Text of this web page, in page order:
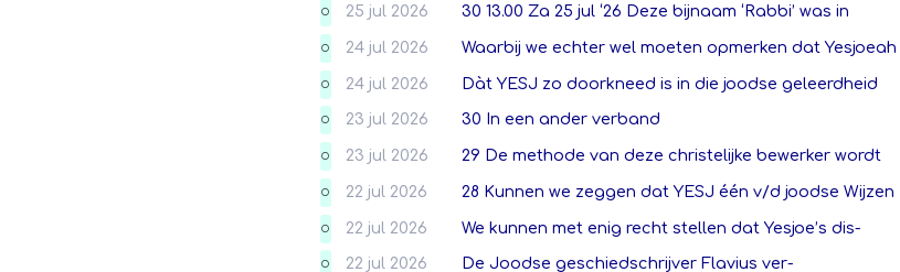
O 25 jul 2026 30 13.00 Za 25 jul ‘26 Deze bijnaam ‘Rabbi’ was in
O 24 jul 2026 Waarbij we echter wel moeten opmerken dat Yesjoeah
O 24 jul 2026 Dàt YESJ zo doorkneed is in die joodse geleerdheid
O 23 jul 2026 30 In een ander verband
O 23 jul 2026 29 De methode van deze christelijke bewerker wordt
O 22 jul 2026 28 Kunnen we zeggen dat YESJ één v/d joodse Wijzen
O 22 jul 2026 We kunnen met enig recht stellen dat Yesjoe’s dis-
O 22 jul 2026 De Joodse geschiedschrijver Flavius ver-